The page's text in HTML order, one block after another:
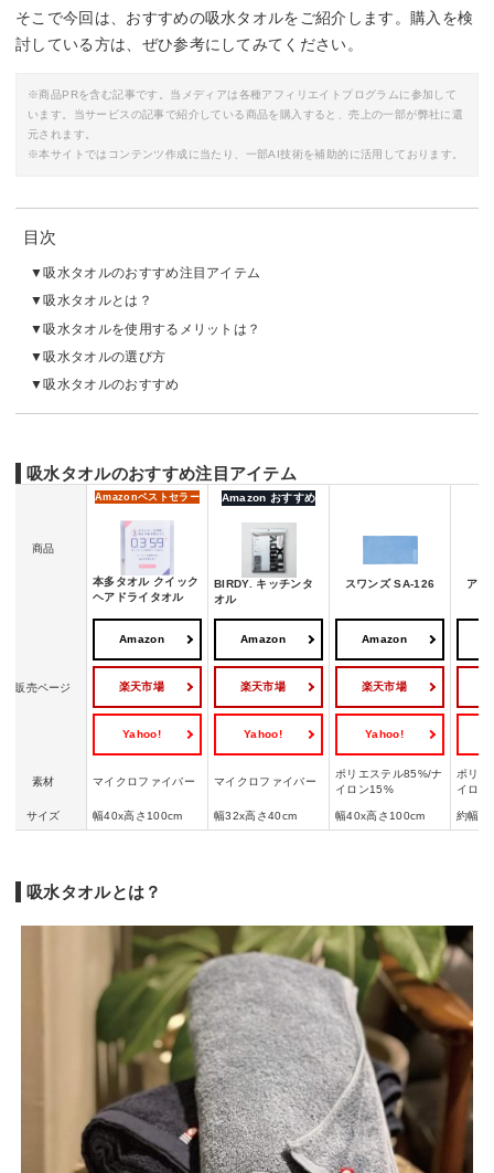
そこで今回は、おすすめの吸水タオルをご紹介します。購入を検
討している方は、ぜひ参考にしてみてください。
※商品PRを含む記事です。当メディアは各種アフィリエイトプログラムに参加して
います。当サービスの記事で紹介している商品を購入すると、売上の一部が弊社に還
元されます。
※本サイトではコンテンツ作成に当たり、一部AI技術を補助的に活用しております。
目次
吸水タオルのおすすめ注目アイテム
吸水タオルとは？
吸水タオルを使用するメリットは？
吸水タオルの選び方
吸水タオルのおすすめ
吸水タオルのおすすめ注目アイテム
商品
Amazonベストセラー
本多タオル クイック
ヘアドライタオル
Amazon おすすめ
BIRDY. キッチンタ
オル
スワンズ SA-126 アイ
販売ページ
Amazon
楽天市場
Yahoo!
Amazon
楽天市場
Yahoo!
Amazon
楽天市場
Yahoo!
素材 マイクロファイバー マイクロファイバー
ポリエステル85%/ナ
イロン15%
ポリエ
イロン
サイズ 幅40x高さ100cm 幅32x高さ40cm 幅40x高さ100cm 約幅
吸水タオルとは？